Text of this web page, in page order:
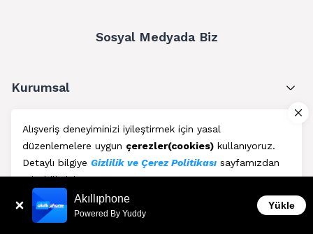
Alışveriş deneyiminizi iyileştirmek için yasal
düzenlemelere uygun çerezler(cookies) kullanıyoruz.
Detaylı bilgiye Gizlilik ve Çerez Politikası sayfamızdan
erişebilirsiniz.
Kabul Et
Sosyal Medyada Biz
Kurumsal
Müşteri Hizmetleri
Üyelik
Blog Akıllıphone
Powered By Yuddy
Yükle